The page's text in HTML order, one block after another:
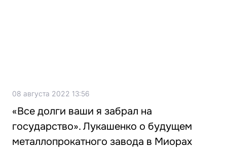
08 августа 2022 13:56
«Все долги ваши я забрал на
государство». Лукашенко о будущем
металлопрокатного завода в Миорах